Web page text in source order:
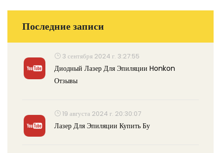
Последние записи
3 сентября 2024 г. 3:27:55
Диодный Лазер Для Эпиляции Honkon
Отзывы
19 августа 2024 г. 20:30:07
Лазер Для Эпиляции Купить Бу